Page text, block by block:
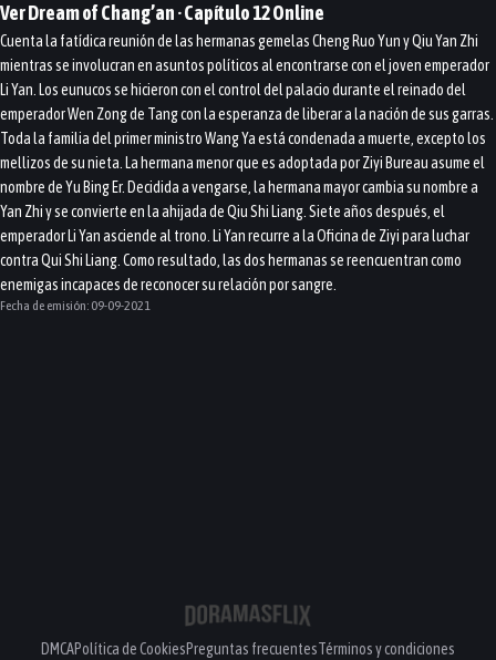
VerDream of Chang’an· Capítulo12Online
Cuenta la fatídica reunión de las hermanas gemelas Cheng Ruo Yun y Qiu Yan Zhi
mientras se involucran en asuntos políticos al encontrarse con el joven emperador
Li Yan. Los eunucos se hicieron con el control del palacio durante el reinado del
emperador Wen Zong de Tang con la esperanza de liberar a la nación de sus garras.
Toda la familia del primer ministro Wang Ya está condenada a muerte, excepto los
mellizos de su nieta. La hermana menor que es adoptada por Ziyi Bureau asume el
nombre de Yu Bing Er. Decidida a vengarse, la hermana mayor cambia su nombre a
Yan Zhi y se convierte en la ahijada de Qiu Shi Liang. Siete años después, el
emperador Li Yan asciende al trono. Li Yan recurre a la Oficina de Ziyi para luchar
contra Qui Shi Liang. Como resultado, las dos hermanas se reencuentran como
enemigas incapaces de reconocer su relación por sangre.
Fecha de emisión: 09-09-2021
DMCAPolítica de CookiesPreguntas frecuentesTérminos y condiciones